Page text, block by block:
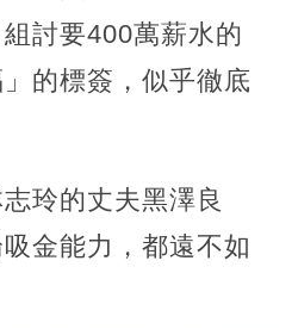
討要400萬薪水的
的標簽，似乎徹底
玲的丈夫黑澤良
金能力，都遠不如